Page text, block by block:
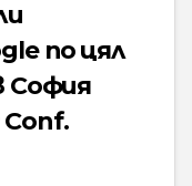
по цял
София